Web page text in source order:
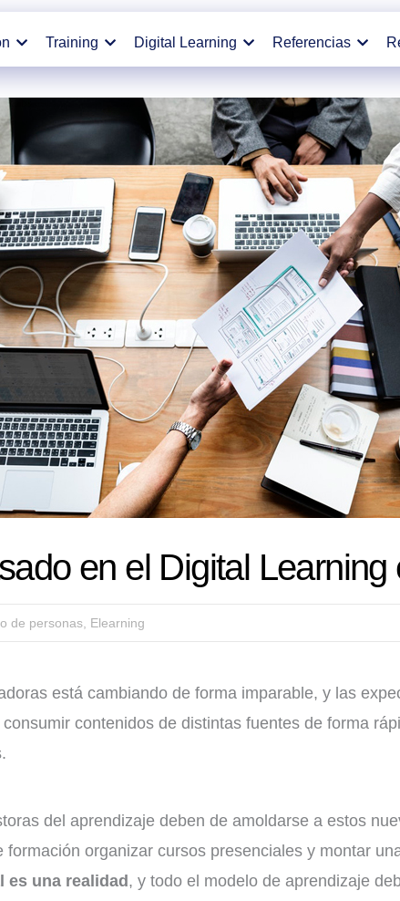
Training Digital Learning Referencias
en el Digital
de personas, Elearning
está cambiando de forma imparable, y las
contenidos de distintas fuentes de forma
del aprendizaje deben de amoldarse a estos
organizar cursos presenciales y montar
es una realidad , y todo el modelo de aprendizaje